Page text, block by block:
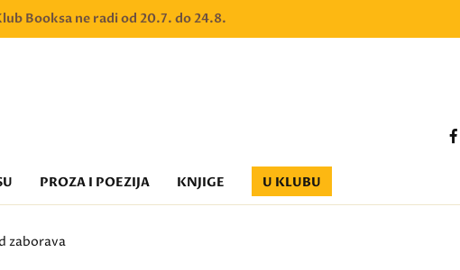
Booksa ne radi od 20.7. do 24.8.
PROZA I POEZIJA KNJIGE U KLUBU
zaborava